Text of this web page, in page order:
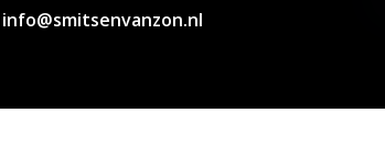
info@smitsenvanzon.nl